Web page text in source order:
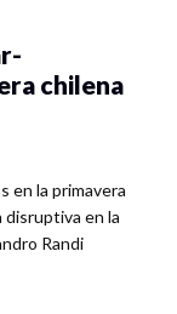
chilena
en la primavera
en la
Randi